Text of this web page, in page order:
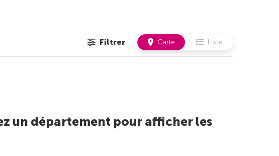
Filtrer Carte Liste
un département pour afficher les